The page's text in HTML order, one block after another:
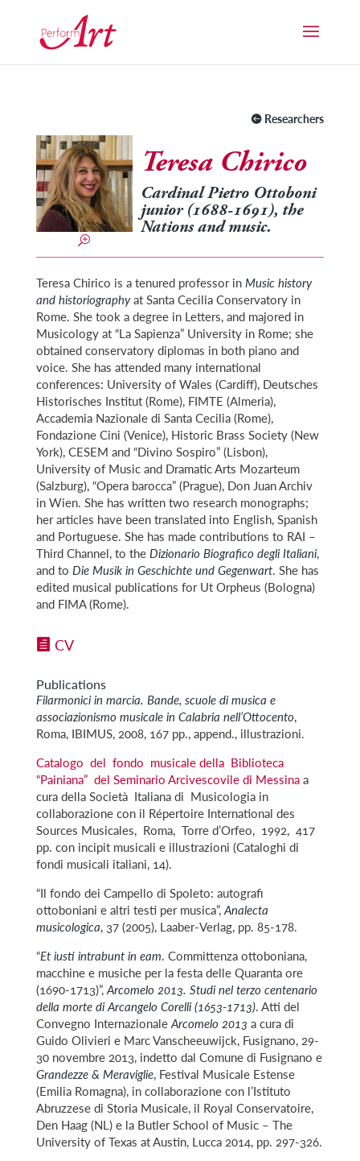
Researchers
Teresa Chirico
Cardinal Pietro Ottoboni
junior(1688-1691), the
Nations and music.
Teresa Chirico is a tenured professor in Music history
and historiographyat Santa Cecilia Conservatory in
Rome. She took a degree in Letters, and majored in
Musicology at “La Sapienza” University in Rome; she
obtained conservatory diplomas in both piano and
voice. She has attended many international
conferences: University of Wales (Cardiff), Deutsches
Historisches Institut (Rome), FIMTE (Almeria),
Accademia Nazionale di Santa Cecilia (Rome),
Fondazione Cini (Venice), Historic Brass Society (New
York), CESEM and “Divino Sospiro” (Lisbon),
University of Music and Dramatic Arts Mozarteum
(Salzburg), “Opera barocca” (Prague), Don Juan Archiv
in Wien. She has written two research monographs;
her articles have been translated into English, Spanish
and Portuguese. She has made contributions to RAI –
Third Channel, to the Dizionario Biografico degli Italiani,
and to Die Musik in Geschichte und Gegenwart. She has
edited musical publications for Ut Orpheus (Bologna)
and FIMA (Rome).
CV
Publications
Filarmonici in marcia. Bande, scuole di musica e
associazionismo musicale in Calabria nell’Ottocento,
Roma, IBIMUS, 2008, 167 pp., append., illustrazioni.
Catalogo del fondo musicale della Biblioteca
“Painiana” del Seminario Arcivescovile di Messinaa
cura della Società Italiana di Musicologia in
collaborazione con il Répertoire International des
Sources Musicales, Roma, Torre d’Orfeo, 1992, 417
pp. con incipit musicali e illustrazioni (Cataloghi di
fondi musicali italiani, 14).
“Il fondo dei Campello di Spoleto: autografi
ottoboniani e altri testi per musica”,Analecta
musicologica, 37 (2005), Laaber-Verlag, pp. 85-178.
“Et iusti intrabunt in eam. Committenza ottoboniana,
macchine e musiche per la festa delle Quaranta ore
(1690-1713)”,Arcomelo 2013. Studi nel terzo centenario
della morte di Arcangelo Corelli (1653-1713). Atti del
Convegno InternazionaleArcomelo 2013 a cura di
Guido Olivieri e Marc Vanscheeuwijck, Fusignano, 29-
30 novembre 2013, indetto dal Comune di Fusignano e
Grandezze & Meraviglie, Festival Musicale Estense
(Emilia Romagna), in collaborazione con l’Istituto
Abruzzese di Storia Musicale, il Royal Conservatoire,
Den Haag (NL) e la Butler School of Music – The
University of Texas at Austin, Lucca 2014, pp. 297-326.